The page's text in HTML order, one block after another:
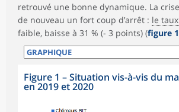
retrouvé une bonne dynamique. La
de nouveau un fort coup d’arrêt : le
faible, baisse à 31 % (- 3 points) (figure 1
Figure 1 –Situation vis-à-vis du
en 2019 et 2020